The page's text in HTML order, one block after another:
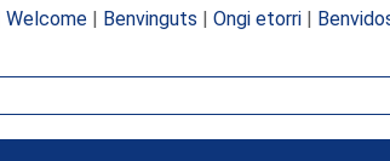
Welcome| Benvinguts | Ongi etorri|